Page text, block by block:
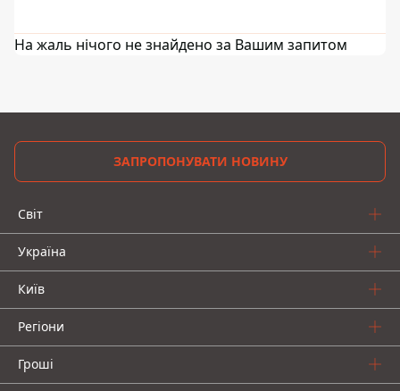
На жаль нічого не знайдено за Вашим запитом
ЗАПРОПОНУВАТИ НОВИНУ
Світ
Україна
Київ
Регіони
Гроші